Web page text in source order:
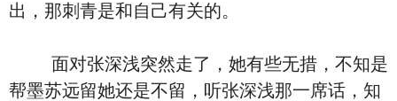
出，那刺青是和自己有关的。
面对张深浅突然走了，她有些无措，不知是
帮墨苏远留她还是不留，听张深浅那一席话，知